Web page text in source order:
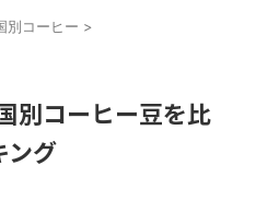
別コーヒー >
別コーヒー豆を比
ング